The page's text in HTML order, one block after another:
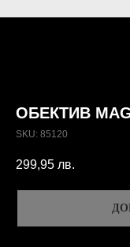
ОБЕКТИВ
SKU: 85120
299,95 лв.